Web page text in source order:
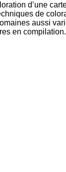
d’une
de
aussi
en compilation.